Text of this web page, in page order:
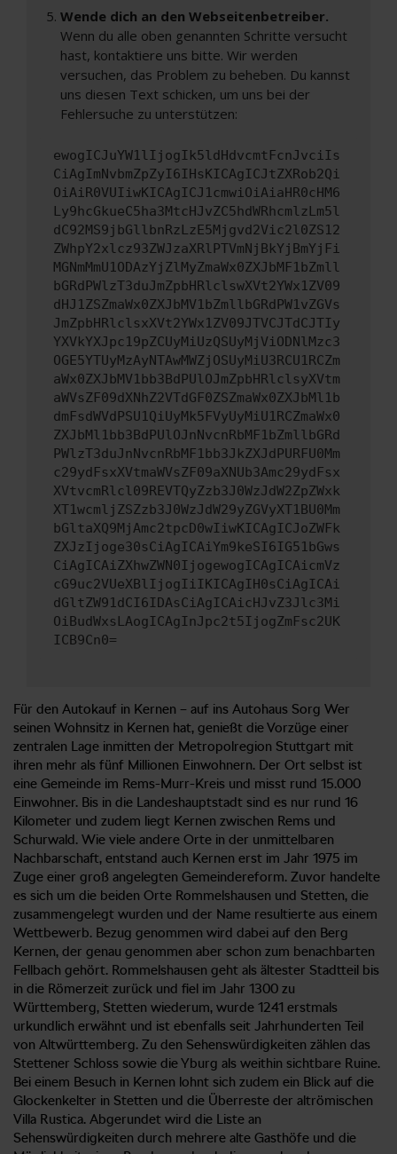
Wende dich an den Webseitenbetreiber.
Wenn du alle oben genannten Schritte versucht
hast, kontaktiere uns bitte. Wir werden
versuchen, das Problem zu beheben. Du kannst
uns diesen Text schicken, um uns bei der
Fehlersuche zu unterstützen:
ewogICJuYW1lIjogIk5ldHdvcmtFcnJvciIs
CiAgImNvbmZpZyI6IHsKICAgICJtZXRob2Qi
OiAiR0VUIiwKICAgICJ1cmwiOiAiaHR0cHM6
Ly9hcGkueC5ha3MtcHJvZC5hdWRhcmlzLm5l
dC92MS9jbGllbnRzLzE5Mjgvd2Vic2l0ZS12
ZWhpY2xlcz93ZWJzaXRlPTVmNjBkYjBmYjFi
MGNmMmU1ODAzYjZlMyZmaWx0ZXJbMF1bZmll
bGRdPWlzT3duJmZpbHRlclswXVt2YWx1ZV09
dHJ1ZSZmaWx0ZXJbMV1bZmllbGRdPW1vZGVs
JmZpbHRlclsxXVt2YWx1ZV09JTVCJTdCJTIy
YXVkYXJpc19pZCUyMiUzQSUyMjViODNlMzc3
OGE5YTUyMzAyNTAwMWZjOSUyMiU3RCU1RCZm
aWx0ZXJbMV1bb3BdPUlOJmZpbHRlclsyXVtm
aWVsZF09dXNhZ2VTdGF0ZSZmaWx0ZXJbMl1b
dmFsdWVdPSU1QiUyMk5FVyUyMiU1RCZmaWx0
ZXJbMl1bb3BdPUlOJnNvcnRbMF1bZmllbGRd
PWlzT3duJnNvcnRbMF1bb3JkZXJdPURFU0Mm
c29ydFsxXVtmaWVsZF09aXNUb3Amc29ydFsx
XVtvcmRlcl09REVTQyZzb3J0WzJdW2ZpZWxk
XT1wcmljZSZzb3J0WzJdW29yZGVyXT1BU0Mm
bGltaXQ9MjAmc2tpcD0wIiwKICAgICJoZWFk
ZXJzIjoge30sCiAgICAiYm9keSI6IG51bGws
CiAgICAiZXhwZWN0IjogewogICAgICAicmVz
cG9uc2VUeXBlIjogIiIKICAgIH0sCiAgICAi
dGltZW91dCI6IDAsCiAgICAicHJvZ3Jlc3Mi
OiBudWxsLAogICAgInJpc2t5IjogZmFsc2UK
ICB9Cn0=
Für den Autokauf in Kernen – auf ins Autohaus Sorg Wer
seinen Wohnsitz in Kernen hat, genießt die Vorzüge einer
zentralen Lage inmitten der Metropolregion Stuttgart mit
ihren mehr als fünf Millionen Einwohnern. Der Ort selbst ist
eine Gemeinde im Rems-Murr-Kreis und misst rund 15.000
Einwohner. Bis in die Landeshauptstadt sind es nur rund 16
Kilometer und zudem liegt Kernen zwischen Rems und
Schurwald. Wie viele andere Orte in der unmittelbaren
Nachbarschaft, entstand auch Kernen erst im Jahr 1975 im
Zuge einer groß angelegten Gemeindereform. Zuvor handelte
es sich um die beiden Orte Rommelshausen und Stetten, die
zusammengelegt wurden und der Name resultierte aus einem
Wettbewerb. Bezug genommen wird dabei auf den Berg
Kernen, der genau genommen aber schon zum benachbarten
Fellbach gehört. Rommelshausen geht als ältester Stadtteil bis
in die Römerzeit zurück und fiel im Jahr 1300 zu
Württemberg, Stetten wiederum, wurde 1241 erstmals
urkundlich erwähnt und ist ebenfalls seit Jahrhunderten Teil
von Altwürttemberg. Zu den Sehenswürdigkeiten zählen das
Stettener Schloss sowie die Yburg als weithin sichtbare Ruine.
Bei einem Besuch in Kernen lohnt sich zudem ein Blick auf die
Glockenkelter in Stetten und die Überreste der altrömischen
Villa Rustica. Abgerundet wird die Liste an
Sehenswürdigkeiten durch mehrere alte Gasthöfe und die